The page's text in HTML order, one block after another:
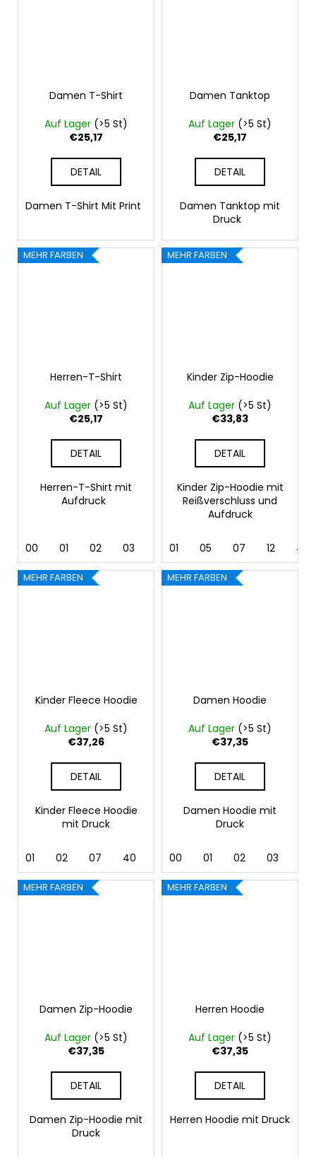
Damen T-Shirt
Auf Lager (>5 St)
€25,17
DETAIL
Damen T-Shirt Mit Print
Damen Tanktop
Auf Lager (>5 St)
€25,17
DETAIL
Damen Tanktop mit
Druck
MEHR FARBEN
Herren-T-Shirt
Auf Lager (>5 St)
€25,17
DETAIL
Herren-T-Shirt mit
Aufdruck
00 01 02 03 05 06 07 08
MEHR FARBEN
Kinder Zip-Hoodie
Auf Lager (>5 St)
€33,83
DETAIL
Kinder Zip-Hoodie mit
Reißverschluss und
Aufdruck
01 05 07 12 40
MEHR FARBEN
Kinder Fleece Hoodie
Auf Lager (>5 St)
€37,26
DETAIL
Kinder Fleece Hoodie
mit Druck
01 02 07 40 44 92
MEHR FARBEN
Damen Hoodie
Auf Lager (>5 St)
€37,35
DETAIL
Damen Hoodie mit
Druck
00 01 02 03
MEHR FARBEN
Damen Zip-Hoodie
Auf Lager (>5 St)
€37,35
DETAIL
Damen Zip-Hoodie mit
Druck
MEHR FARBEN
Herren Hoodie
Auf Lager (>5 St)
€37,35
DETAIL
Herren Hoodie mit Druck